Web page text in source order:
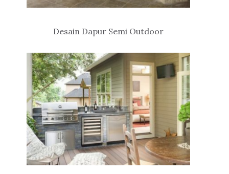
Desain Dapur Semi Outdoor